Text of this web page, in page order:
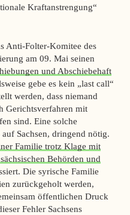
Kraftanstrengung“
Anti-Folter-Komitee des
am 09. Mai seinen
und Abschiebehaft
gebe es kein „last call“
werden, dass niemand
Gerichtsverfahren mit
sind. Eine solche
Sachsen, dringend nötig.
Familie trotz Klage mit
Behörden und
Die syrische Familie
zurückgeholt werden,
öffentlichen Druck
Fehler Sachsens